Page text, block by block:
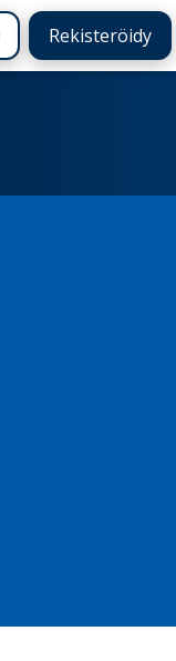
Rekisteröidy